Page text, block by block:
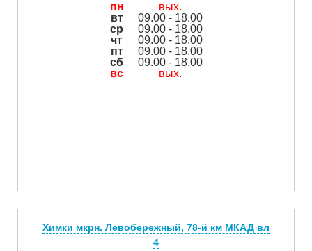
пн
вых.
вт
09.00 - 18.00
ср
09.00 - 18.00
чт
09.00 - 18.00
пт
09.00 - 18.00
сб
09.00 - 18.00
вс
вых.
Химки мкрн. Левобережный, 78-й км МКАД вл
4